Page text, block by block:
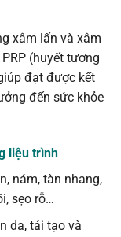
xâm lấn và xâm
(huyết tương
đạt được kết
đến sức khỏe
liệu trình
nám, tàn nhang,
sẹo rỗ…
da, tái tạo và